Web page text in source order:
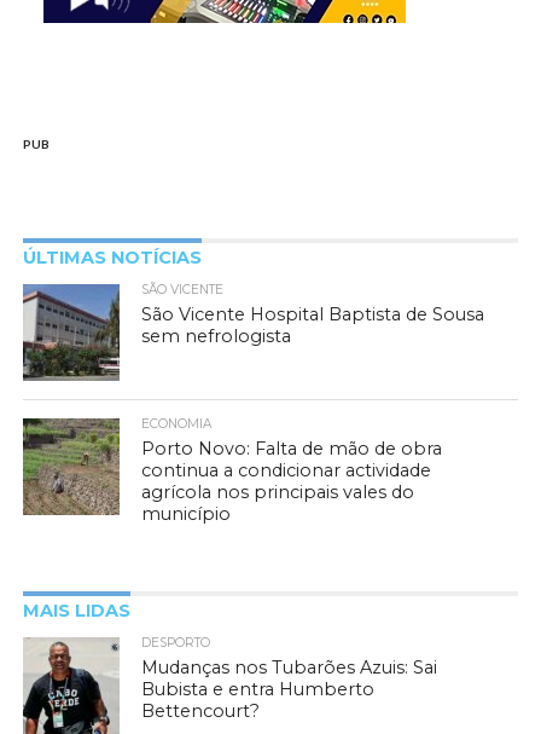
PUB
ÚLTIMAS NOTÍCIAS
SÃO VICENTE
São Vicente Hospital Baptista de Sousa
sem nefrologista
ECONOMIA
Porto Novo: Falta de mão de obra
continua a condicionar actividade
agrícola nos principais vales do
município
MAIS LIDAS
DESPORTO
Mudanças nos Tubarões Azuis: Sai
Bubista e entra Humberto
Bettencourt?